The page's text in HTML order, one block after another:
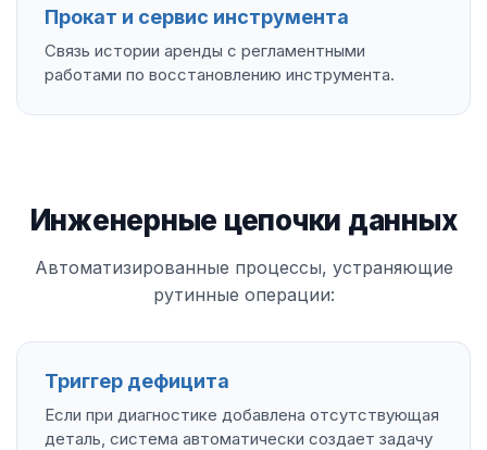
Прокат и сервис инструмента
Связь истории аренды с регламентными
работами по восстановлению инструмента.
Инженерные цепочки данных
Автоматизированные процессы, устраняющие
рутинные операции:
Триггер дефицита
Если при диагностике добавлена отсутствующая
деталь, система автоматически создает задачу